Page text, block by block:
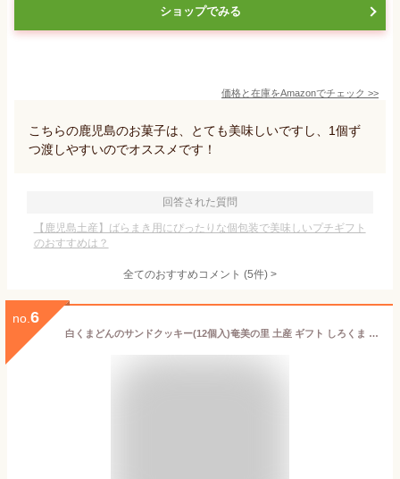
ショップでみる
価格と在庫をAmazonでチェック >>
こちらの鹿児島のお菓子は、とても美味しいですし、1個ず
つ渡しやすいのでオススメです！
回答された質問
【鹿児島土産】ばらまき用にぴったりな個包装で美味しいプチギフト
のおすすめは？
全てのおすすめコメント (5件) >
no. 6
白くまどんのサンドクッキー(12個入)奄美の里 土産 ギフト しろくま 鹿児島 かごしま ご当地スイーツ 菓子 お取り寄せ 洋菓子 お取り寄せ 御礼 お祝い お菓子 焼き菓子 手土産 ポイント消化 個包装 プレゼント 景品 個包装 かわいい_お菓子